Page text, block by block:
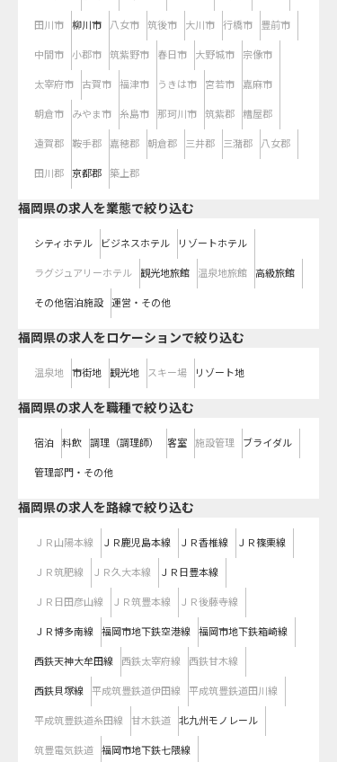
田川市 柳川市 八女市 筑後市 大川市 行橋市 豊前市
中間市 小郡市 筑紫野市 春日市 大野城市 宗像市
太宰府市 古賀市 福津市 うきは市 宮若市 嘉麻市
朝倉市 みやま市 糸島市 那珂川市 筑紫郡 糟屋郡
遠賀郡 鞍手郡 嘉穂郡 朝倉郡 三井郡 三潴郡 八女郡
田川郡 京都郡 築上郡
福岡県の求人を業態で絞り込む
シティホテル ビジネスホテル リゾートホテル
ラグジュアリーホテル 観光地旅館 温泉地旅館 高級旅館
その他宿泊施設 運営・その他
福岡県の求人をロケーションで絞り込む
温泉地 市街地 観光地 スキー場 リゾート地
福岡県の求人を職種で絞り込む
宿泊 料飲 調理（調理師） 客室 施設管理 ブライダル
管理部門・その他
福岡県の求人を路線で絞り込む
ＪＲ山陽本線 ＪＲ鹿児島本線 ＪＲ香椎線 ＪＲ篠栗線
ＪＲ筑肥線 ＪＲ久大本線 ＪＲ日豊本線
ＪＲ日田彦山線 ＪＲ筑豊本線 ＪＲ後藤寺線
ＪＲ博多南線 福岡市地下鉄空港線 福岡市地下鉄箱崎線
西鉄天神大牟田線 西鉄太宰府線 西鉄甘木線
西鉄貝塚線 平成筑豊鉄道伊田線 平成筑豊鉄道田川線
平成筑豊鉄道糸田線 甘木鉄道 北九州モノレール
筑豊電気鉄道 福岡市地下鉄七隈線